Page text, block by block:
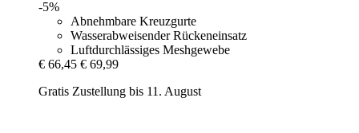
-5%
Abnehmbare Kreuzgurte
Wasserabweisender Rückeneinsatz
Luftdurchlässiges Meshgewebe
€ 66,45 € 69,99
Gratis Zustellung bis 11. August